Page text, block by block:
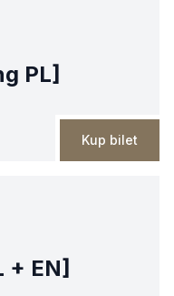
PL]
Kup bilet
+ EN]